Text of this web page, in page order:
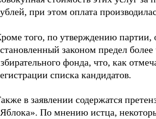
при этом оплата
того, по утверждению
законом предел
фонда, что, как
списка кандидатов.
в заявлении содержатся
По мнению истца,